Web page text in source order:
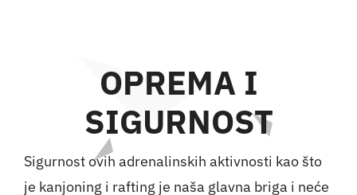
OPREMA I
SIGURNOST
Sigurnost ovih adrenalinskih aktivnosti kao što
je kanjoning i rafting je naša glavna briga i neće